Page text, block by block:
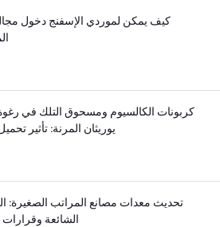
كيف يمكن لموردي الإسفنج دخول
كربونات الكالسيوم ومسحوق التلك في
يوريثان المرنة: تأثير
تحديث معدات مصانع المراتب الصغيرة:
الشائعة وقرارات